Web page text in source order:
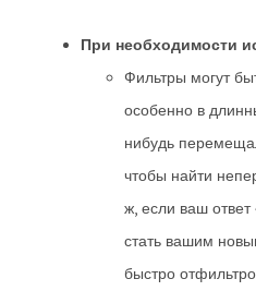
При необходимости
Фильтры могут
особенно в
нибудь
чтобы найти
ж, если ваш
стать вашим
быстро